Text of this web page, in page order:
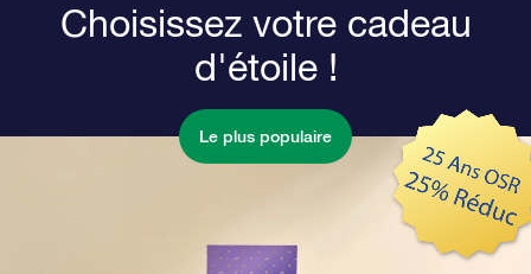
Choisissez votre cadeau
d'étoile !
Le plus populaire